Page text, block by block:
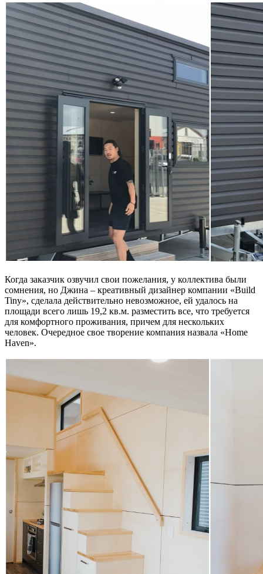
Когда заказчик озвучил свои пожелания, у коллектива были
сомнения, но Джина – креативный дизайнер компании «Build
Tiny», сделала действительно невозможное, ей удалось на
площади всего лишь 19,2 кв.м. разместить все, что требуется
для комфортного проживания, причем для нескольких
человек. Очередное свое творение компания назвала «Home
Haven».